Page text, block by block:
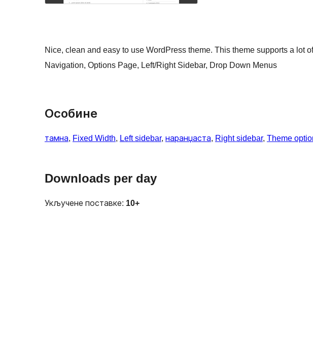
Nice, clean and easy to use WordPress theme. This theme supports a lot
Navigation, Options Page, Left/Right Sidebar, Drop Down Menus
Особине
тамна, Fixed Width, Left sidebar, наранџаста, Right sidebar, Theme
Downloads per day
Укључене поставке: 10+